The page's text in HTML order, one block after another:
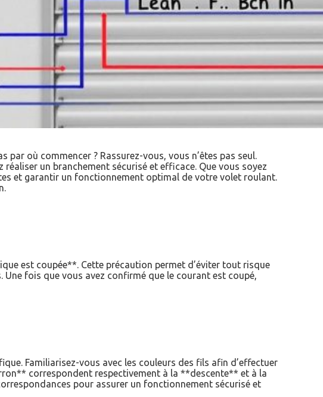
où commencer ? Rassurez-vous, vous n’êtes pas seul.
un branchement sécurisé et efficace. Que vous soyez
et garantir un fonctionnement optimal de votre volet roulant.
est coupée**. Cette précaution permet d’éviter tout risque
fois que vous avez confirmé que le courant est coupé,
Familiarisez-vous avec les couleurs des fils afin d’effectuer
correspondent respectivement à la **descente** et à la
pour assurer un fonctionnement sécurisé et